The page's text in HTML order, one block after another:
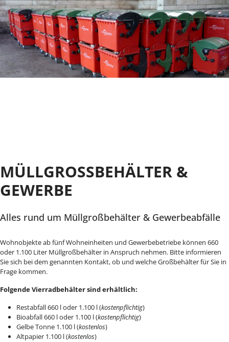
MÜLLGROSSBEHÄLTER & G
EWERBE
Alles rund um Müllgroßbehälter & Gewerbeabfälle
Wohnobjekte ab fünf Wohneinheiten und Gewerbebetriebe können 660
oder 1.100 Liter Müllgroßbehälter in Anspruch nehmen. Bitte informieren
Sie sich bei dem genannten Kontakt, ob und welche Großbehälter für Sie in
Frage kommen.
Folgende Vierradbehälter sind erhältlich:
Restabfall 660 l oder 1.100 l (kostenpflichtig)
Bioabfall 660 l oder 1.100 l (kostenpflichtig)
Gelbe Tonne 1.100 l (kostenlos)
Altpapier 1.100 l (kostenlos)